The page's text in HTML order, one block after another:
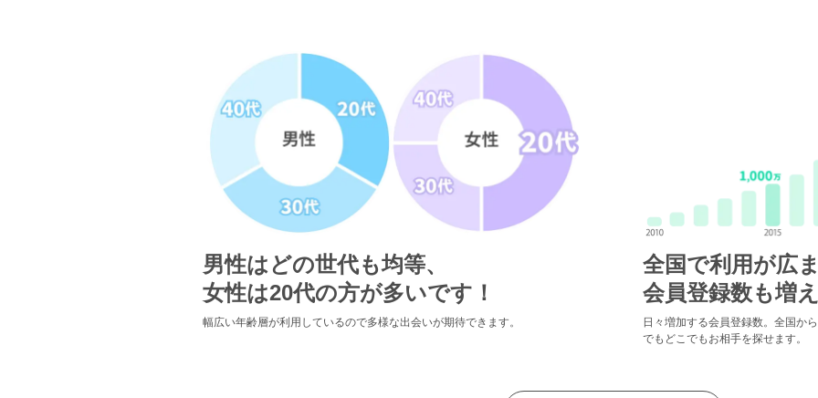
男性はどの世代も均等、
女性は20代の方が多いです！
幅広い年齢層が利用しているので多様な出会いが期待できます。
全国で利用が広
会員登録数も増
日々増加する会員登録数。全国か
でもどこでもお相手を探せます。